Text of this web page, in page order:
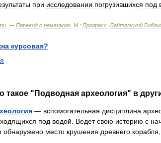
при исследовании погрузившихся под
. — Перевод с немецкого М : Прогресс Лейпцигский
курсовая?
такое "Подводная археология" в
— вспомогательная дисциплина
под водой. Ведет свою историю с
место крушения древнего